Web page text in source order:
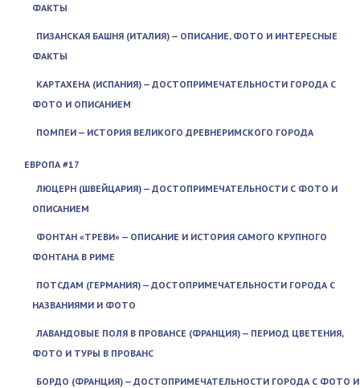
ФАКТЫ
ПИЗАНСКАЯ БАШНЯ (ИТАЛИЯ) — ОПИСАНИЕ, ФОТО И ИНТЕРЕСНЫЕ
ФАКТЫ
КАРТАХЕНА (ИСПАНИЯ) — ДОСТОПРИМЕЧАТЕЛЬНОСТИ ГОРОДА С
ФОТО И ОПИСАНИЕМ
ПОМПЕИ — ИСТОРИЯ ВЕЛИКОГО ДРЕВНЕРИМСКОГО ГОРОДА
ЕВРОПА #17
ЛЮЦЕРН (ШВЕЙЦАРИЯ) — ДОСТОПРИМЕЧАТЕЛЬНОСТИ С ФОТО И
ОПИСАНИЕМ
ФОНТАН «ТРЕВИ» — ОПИСАНИЕ И ИСТОРИЯ САМОГО КРУПНОГО
ФОНТАНА В РИМЕ
ПОТСДАМ (ГЕРМАНИЯ) — ДОСТОПРИМЕЧАТЕЛЬНОСТИ ГОРОДА С
НАЗВАНИЯМИ И ФОТО
ЛАВАНДОВЫЕ ПОЛЯ В ПРОВАНСЕ (ФРАНЦИЯ) — ПЕРИОД ЦВЕТЕНИЯ,
ФОТО И ТУРЫ В ПРОВАНС
БОРДО (ФРАНЦИЯ) — ДОСТОПРИМЕЧАТЕЛЬНОСТИ ГОРОДА С ФОТО И